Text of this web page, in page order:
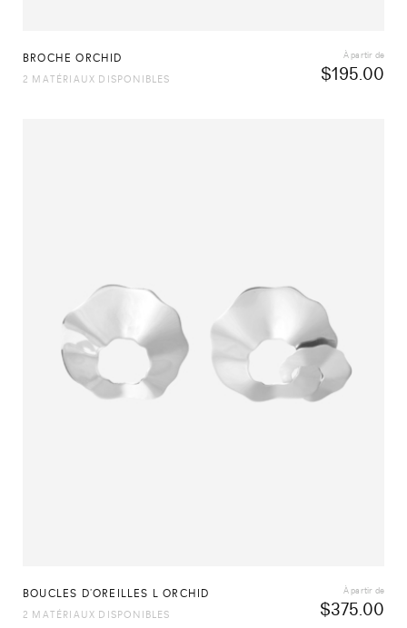
BROCHE ORCHID
$195.00
À partir de
2 MATÉRIAUX DISPONIBLES
BOUCLES D’OREILLES L ORCHID
$375.00
À partir de
2 MATÉRIAUX DISPONIBLES